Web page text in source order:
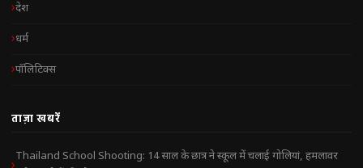
देश
धर्म
पॉलिटिक्स
ताज़ा खबरें
Thailand School Shooting: 14 साल के छात्र ने स्कूल में चलाई गोलियां, हमलावर